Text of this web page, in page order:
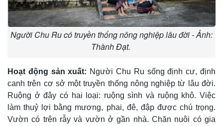
Người Chu Ru có truyền thống nông nghiệp lâu đời - Ảnh:
Thành Đạt.
Hoạt động sản xuất: Người Chu Ru sống định cư, định
canh trên cơ sở một truyền thống nông nghiệp từ lâu đời.
Ruộng ở đây có hai loại: ruộng sình và ruộng khô. Việc
làm thuỷ lợi bằng mương, phai, đê, đập được chú trọng.
Vườn có trên rẫy và vườn ở gần nhà. Chăn nuôi có gia